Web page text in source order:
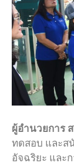
ผู้อำนวยการส
ทดสอบ และส
อัจฉริยะ และ